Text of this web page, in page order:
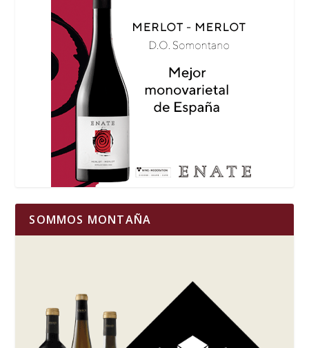
SOMMOS MONTAÑA